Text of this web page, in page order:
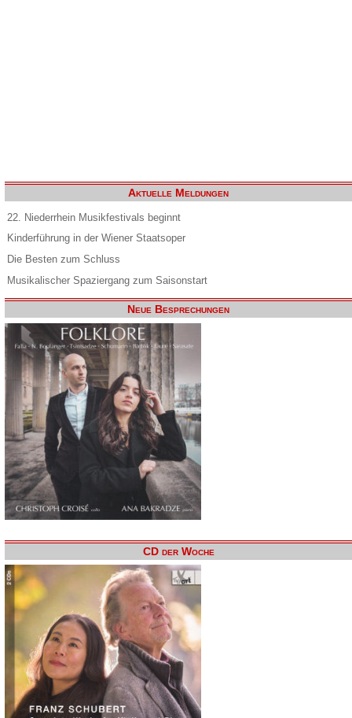
Aktuelle Meldungen
22. Niederrhein Musikfestivals beginnt
Kinderführung in der Wiener Staatsoper
Die Besten zum Schluss
Musikalischer Spaziergang zum Saisonstart
Neue Besprechungen
CD der Woche